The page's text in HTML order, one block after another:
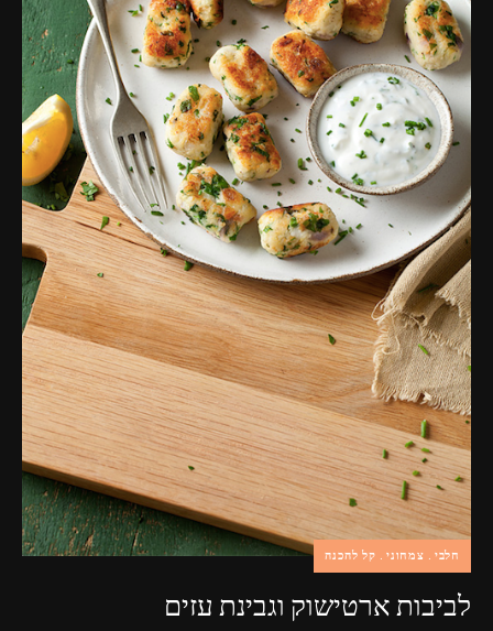
פרסומות,
מדיה
דיגיטלית
ועוד.
חלבי צמחוני קל להכנה
לביבות ארטישוק וגבינת עזים